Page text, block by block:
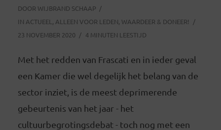
DOOR WIJBRAND SCHAAP
IN ACTUEEL , ALLEEN VOOR LEDEN, WAARDEER & DONEER!
23 NOVEMBER 2020
4 MINUTEN LEESTIJD
Met het redden van Frascati en in ieder geval
een Kamer die wel degelijk het belang van de
sector inziet, is de meest deprimerende
gebeurtenis van het jaar - het
cultuurbegrotingsdebat - toch nog met een